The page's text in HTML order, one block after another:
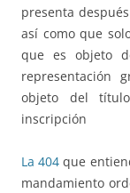
presenta
así como que
que es objeto
representación
objeto del
inscripción
La 404 que
mandamiento